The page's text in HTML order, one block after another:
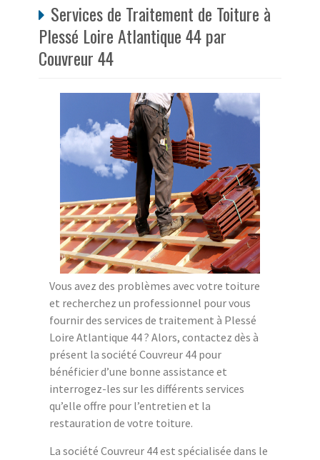
Services de Traitement de Toiture à
Plessé Loire Atlantique 44 par
Couvreur 44
Vous avez des problèmes avec votre toiture
et recherchez un professionnel pour vous
fournir des services de traitement à Plessé
Loire Atlantique 44 ? Alors, contactez dès à
présent la société Couvreur 44 pour
bénéficier d’une bonne assistance et
interrogez-les sur les différents services
qu’elle offre pour l’entretien et la
restauration de votre toiture.
La société Couvreur 44 est spécialisée dans le